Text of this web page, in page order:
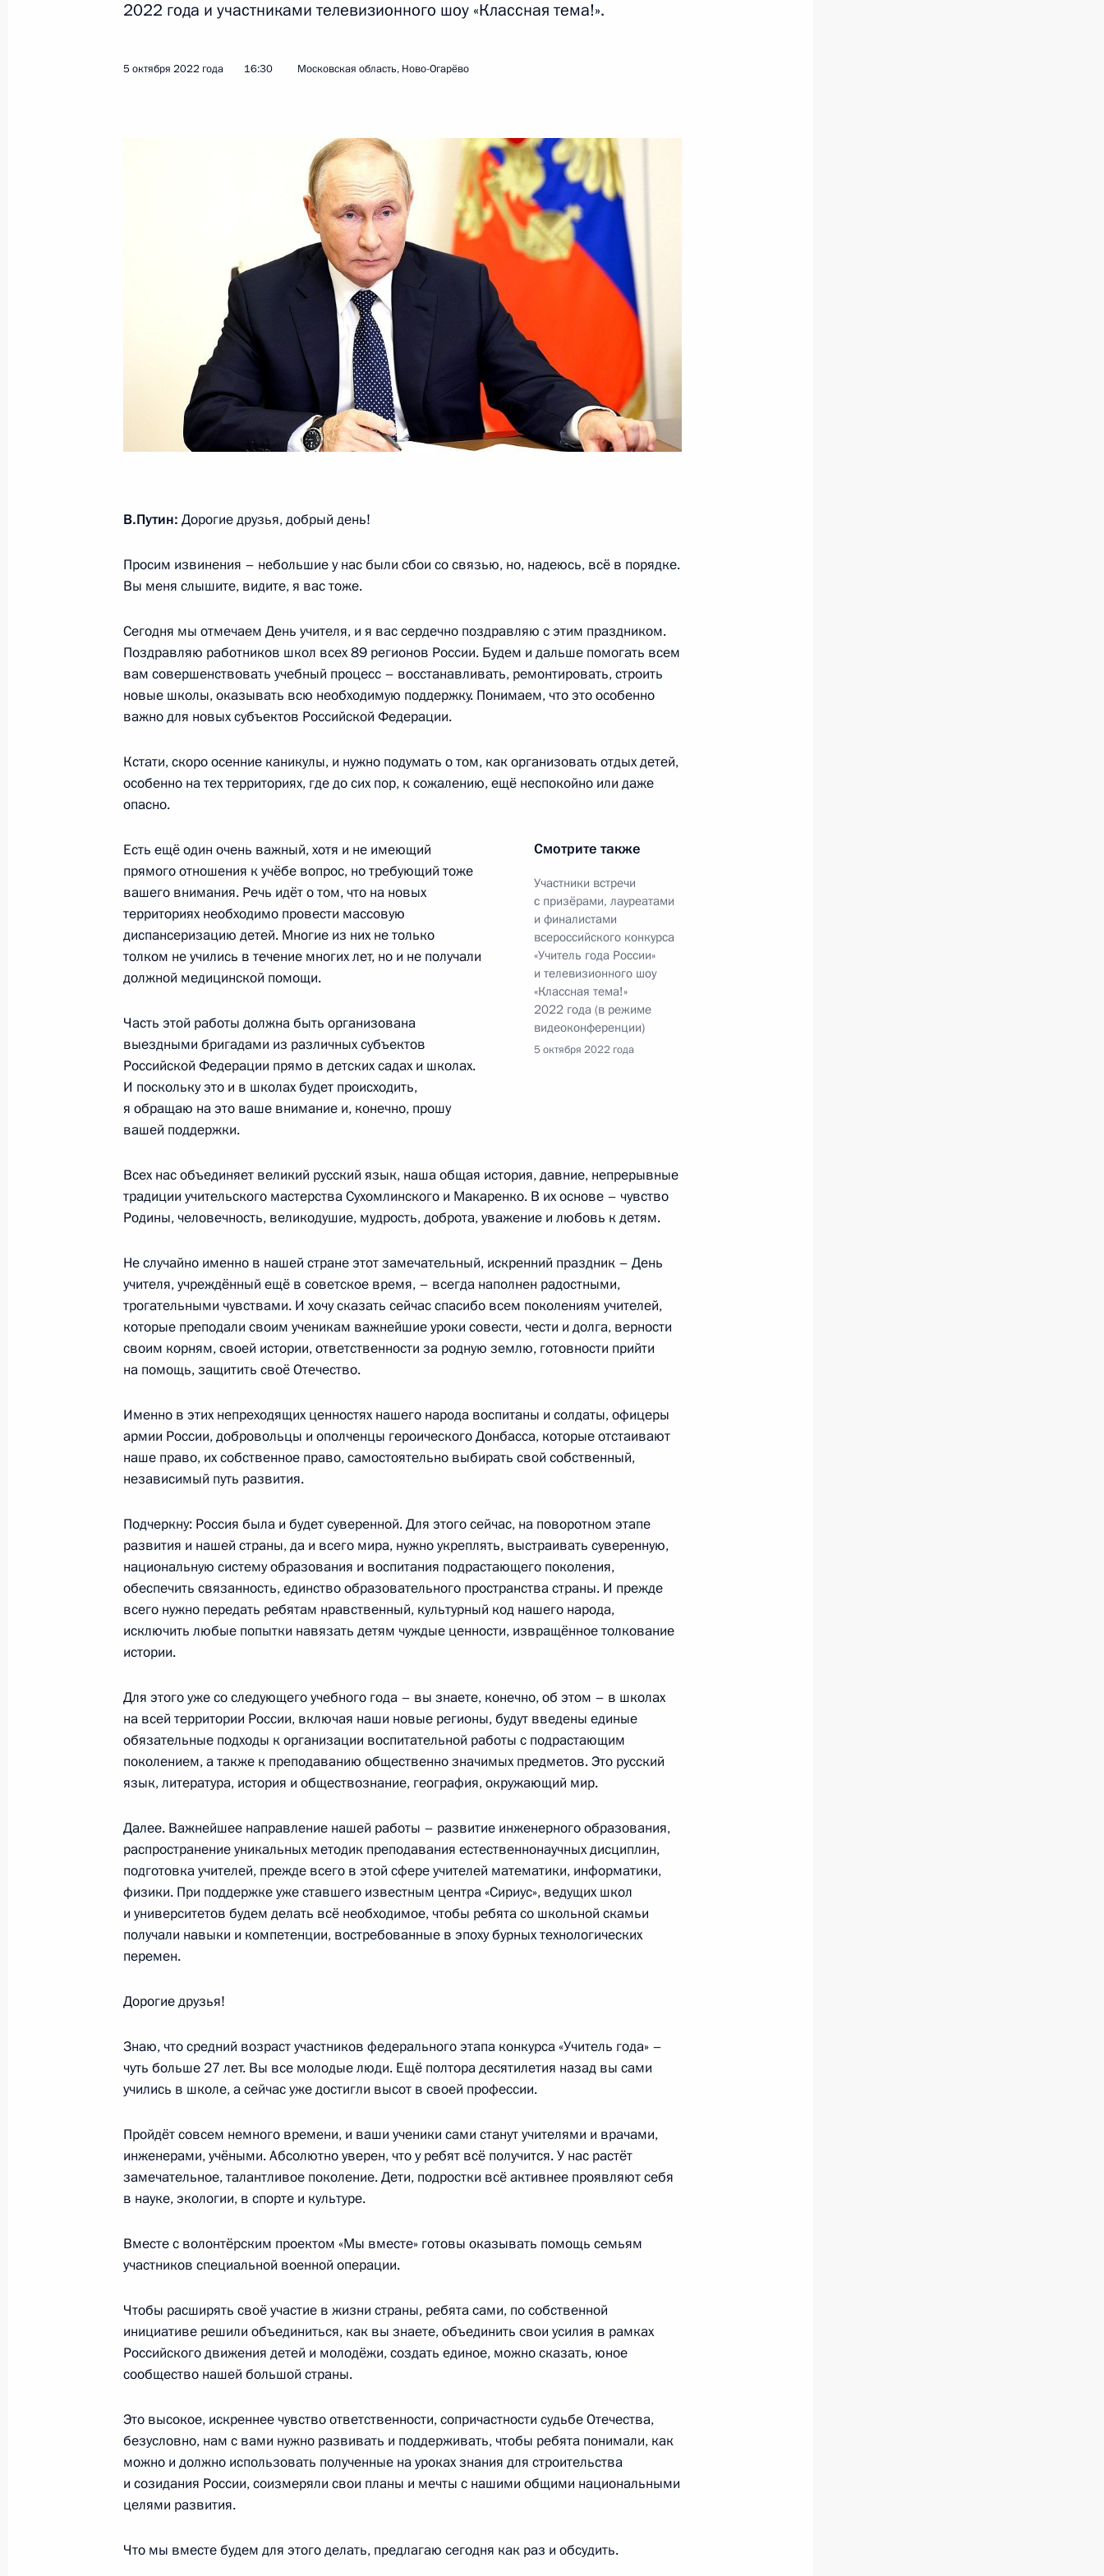
Встреча с инвалидами и представителями общественных
Московская область, Ново-Огарёво
1 декабря 2022 года, четверг
Встреча с молодыми учёными
1 декабря 2022 года, 17:45 Сочи
20
29 ноября 2022 года, вторник
Всероссийский съезд судей
13 :
28 ноября 2022 года, понедельник
Форум межрегионального сотрудничества России и Казахстана
25 ноября 2022 года, пятница
Торжественное мероприятие, посвящённое 15-летию «Ростеха»
25 ноября 2022 года, 23:05 Москва
Конференция по искусственному интеллекту
24 ноября 2022 года, 16:55 Москва
22 ноября 2022 года, вторник
государственного флага на ледоколе «Урал»
22 ноября 2022 года, 14:00
8
15 ноября 2022 года, вторник
Заседание оргкомитета «Победа»
15 ноября 2022 года, 14:45 Московская область, Ново-Огарёво
9 ноября 2022 года, среда
Торжественный вечер по случаю 75-летия Федерального медико-
биологического агентства
9 ноября 2022 года, 20:15 Москва, Кремль
16
4 ноября 2022 года, пятница
Встреча с историками и представителями традиционных религий
России
4 ноября 2022 года, 18:00 Москва
Президент возложил цветы к памятнику Кузьме Минину
и Дмитрию Пожарскому
10
27 октября 2022 года, четверг
Заседание Международного дискуссионного клуба «Валдай»
27 октября 2022 года, 20:55 Московская область
12 октября 2022 года, среда
Пленарное заседание международного форума «Российская
энергетическая неделя»
12 октября 2022 года, 14:15 Москва
Встреча с лауреатами и финалистами конкурса «Учитель года»
5 октября 2022 года, 16:30 Московская область, Ново-Огарёво
3
21 сентября 2022 года, среда
Встреча с руководителями передовых инженерных школ и их
21 сентября 2022 года, 17:00 Великий Новгород
8 сентября 2022 года, четверг
Открытие участков автодорог М-12, М-5 и кольцевой дороги
вокруг Екатеринбурга
7 сентября 2022 года, среда
Пленарное заседание Восточного экономического форума
7 сентября 2022 года, 12:40 Приморский край, остров Русский
2022 года и участниками телевизионного шоу «Классная тема!».
5 октября 2022 года 16:30 Московская область, Ново-Огарёво
В.Путин: Дорогие друзья, добрый день!
Просим извинения – небольшие у нас были сбои со связью, но, надеюсь, всё в порядке.
Вы меня слышите, видите, я вас тоже.
Сегодня мы отмечаем День учителя, и я вас сердечно поздравляю с этим праздником.
Поздравляю работников школ всех 89 регионов России. Будем и дальше помогать всем
вам совершенствовать учебный процесс – восстанавливать, ремонтировать, строить
новые школы, оказывать всю необходимую поддержку. Понимаем, что это особенно
важно для новых субъектов Российской Федерации.
Кстати, скоро осенние каникулы, и нужно подумать о том, как организовать отдых детей,
особенно на тех территориях, где до сих пор, к сожалению, ещё неспокойно или даже
опасно.
Смотрите также
Участники встречи
с призёрами, лауреатами
и финалистами
всероссийского конкурса
«Учитель года России»
и телевизионного шоу
«Классная тема!»
2022 года (в режиме
видеоконференции)
5 октября 2022 года
Есть ещё один очень важный, хотя и не имеющий
прямого отношения к учёбе вопрос, но требующий тоже
вашего внимания. Речь идёт о том, что на новых
территориях необходимо провести массовую
диспансеризацию детей. Многие из них не только
толком не учились в течение многих лет, но и не получали
должной медицинской помощи.
Часть этой работы должна быть организована
выездными бригадами из различных субъектов
Российской Федерации прямо в детских садах и школах.
И поскольку это и в школах будет происходить,
я обращаю на это ваше внимание и, конечно, прошу
вашей поддержки.
Всех нас объединяет великий русский язык, наша общая история, давние, непрерывные
традиции учительского мастерства Сухомлинского и Макаренко. В их основе – чувство
Родины, человечность, великодушие, мудрость, доброта, уважение и любовь к детям.
Не случайно именно в нашей стране этот замечательный, искренний праздник – День
учителя, учреждённый ещё в советское время, – всегда наполнен радостными,
трогательными чувствами. И хочу сказать сейчас спасибо всем поколениям учителей,
которые преподали своим ученикам важнейшие уроки совести, чести и долга, верности
своим корням, своей истории, ответственности за родную землю, готовности прийти
на помощь, защитить своё Отечество.
Именно в этих непреходящих ценностях нашего народа воспитаны и солдаты, офицеры
армии России, добровольцы и ополченцы героического Донбасса, которые отстаивают
наше право, их собственное право, самостоятельно выбирать свой собственный,
независимый путь развития.
Подчеркну: Россия была и будет суверенной. Для этого сейчас, на поворотном этапе
развития и нашей страны, да и всего мира, нужно укреплять, выстраивать суверенную,
национальную систему образования и воспитания подрастающего поколения,
обеспечить связанность, единство образовательного пространства страны. И прежде
всего нужно передать ребятам нравственный, культурный код нашего народа,
исключить любые попытки навязать детям чуждые ценности, извращённое толкование
истории.
Для этого уже со следующего учебного года – вы знаете, конечно, об этом – в школах
на всей территории России, включая наши новые регионы, будут введены единые
обязательные подходы к организации воспитательной работы с подрастающим
поколением, а также к преподаванию общественно значимых предметов. Это русский
язык, литература, история и обществознание, география, окружающий мир.
Далее. Важнейшее направление нашей работы – развитие инженерного образования,
распространение уникальных методик преподавания естественнонаучных дисциплин,
подготовка учителей, прежде всего в этой сфере учителей математики, информатики,
физики. При поддержке уже ставшего известным центра «Сириус», ведущих школ
и университетов будем делать всё необходимое, чтобы ребята со школьной скамьи
получали навыки и компетенции, востребованные в эпоху бурных технологических
перемен.
Дорогие друзья!
Знаю, что средний возраст участников федерального этапа конкурса «Учитель года» –
чуть больше 27 лет. Вы все молодые люди. Ещё полтора десятилетия назад вы сами
учились в школе, а сейчас уже достигли высот в своей профессии.
Пройдёт совсем немного времени, и ваши ученики сами станут учителями и врачами,
инженерами, учёными. Абсолютно уверен, что у ребят всё получится. У нас растёт
замечательное, талантливое поколение. Дети, подростки всё активнее проявляют себя
в науке, экологии, в спорте и культуре.
Вместе с волонтёрским проектом «Мы вместе» готовы оказывать помощь семьям
участников специальной военной операции.
Чтобы расширять своё участие в жизни страны, ребята сами, по собственной
инициативе решили объединиться, как вы знаете, объединить свои усилия в рамках
Российского движения детей и молодёжи, создать единое, можно сказать, юное
сообщество нашей большой страны.
Это высокое, искреннее чувство ответственности, сопричастности судьбе Отечества,
безусловно, нам с вами нужно развивать и поддерживать, чтобы ребята понимали, как
можно и должно использовать полученные на уроках знания для строительства
и созидания России, соизмеряли свои планы и мечты с нашими общими национальными
целями развития.
Что мы вместе будем для этого делать, предлагаю сегодня как раз и обсудить.